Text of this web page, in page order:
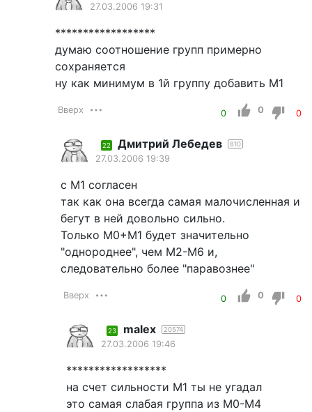
27.03.2006 19:31
******************
думаю соотношение групп примерно
сохраняется
ну как минимум в 1й группу добавить М1
Вверх 0 0 0
22 Дмитрий Лебедев 810
27.03.2006 19:39
с М1 согласен
так как она всегда самая малочисленная и
бегут в ней довольно сильно.
Только М0+М1 будет значительно
"однороднее", чем М2-М6 и,
следовательно более "паравознее"
Вверх 0 0 0
23 malex 20574
27.03.2006 19:46
******************
на счет сильности М1 ты не угадал
это самая слабая группа из М0-М4